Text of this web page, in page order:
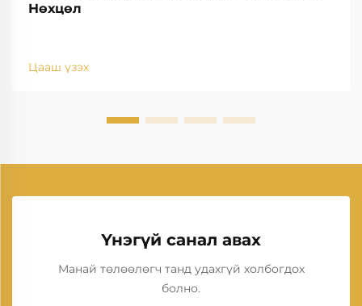
Нөхцөл
Цааш үзэх
Үнэгүй санал авах
Манай төлөөлөгч танд удахгүй холбогдох
болно.